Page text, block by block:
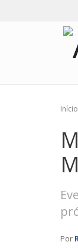
Início
Por